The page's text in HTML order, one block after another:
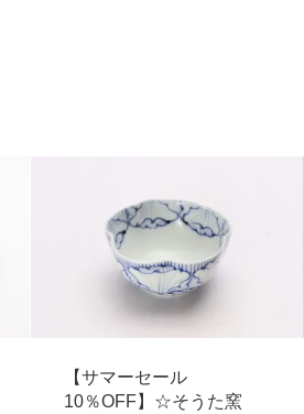
【サマーセール
10％OFF】☆そうた窯